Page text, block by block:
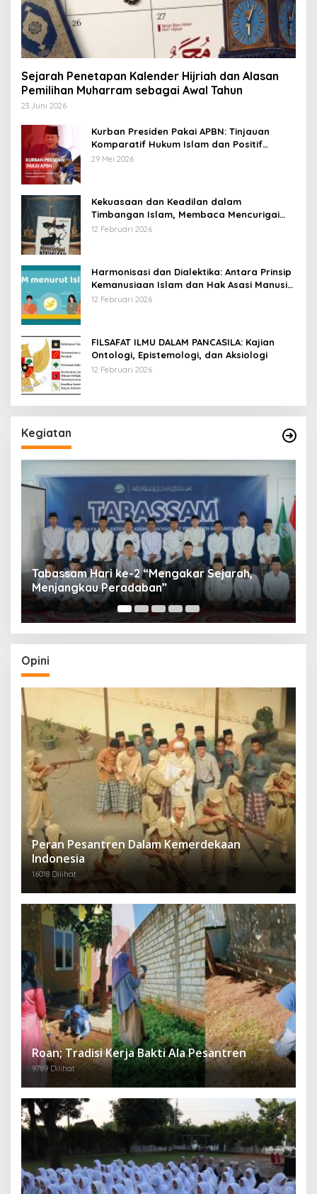
D
M
I
N
W
E
S
I
T
E
Sejarah Penetapan Kalender Hijriah dan Alasan
Pemilihan Muharram sebagai Awal Tahun
23 Juni 2026
Kurban Presiden Pakai APBN: Tinjauan
Komparatif Hukum Islam dan Positif
Negara
29 Mei 2026
Kekuasaan dan Keadilan dalam
Timbangan Islam, Membaca Mencurigai
Kekuasaan Karya Fitron Nur Iksan
12 Februari 2026
Harmonisasi dan Dialektika: Antara Prinsip
Kemanusiaan Islam dan Hak Asasi Manusia
Universal
12 Februari 2026
FILSAFAT ILMU DALAM PANCASILA: Kajian
Ontologi, Epistemologi, dan Aksiologi
12 Februari 2026
Kegiatan
Tabassam Ma’had Aly Pesantren Maslakul
Huda fi Ushul al-Fiqh 2026: Mengakar Sejarah,
Menjangkau Peradaban”
Opini
Peran Pesantren Dalam Kemerdekaan
Indonesia
16018 Dilihat
Roan; Tradisi Kerja Bakti Ala Pesantren
9789 Dilihat